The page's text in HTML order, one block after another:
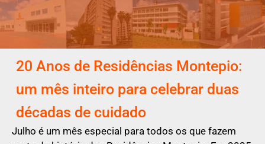
20 Anos de Residências Montepio:
um mês inteiro para celebrar duas
décadas de cuidado
Julho é um mês especial para todos os que fazem